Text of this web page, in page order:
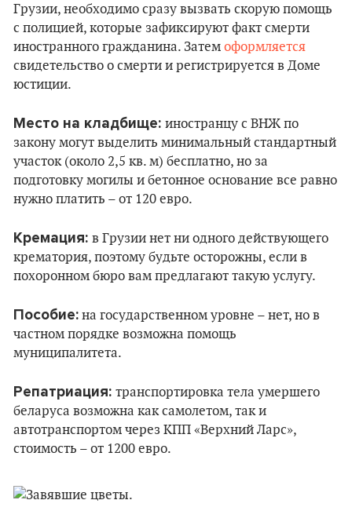
Грузии, необходимо сразу вызвать скорую помощь
с полицией, которые зафиксируют факт смерти
иностранного гражданина. Затем оформляется
свидетельство о смерти и регистрируется в Доме
юстиции.
Место на кладбище: иностранцу с ВНЖ по
закону могут выделить минимальный стандартный
участок (около 2,5 кв. м) бесплатно, но за
подготовку могилы и бетонное основание все равно
нужно платить – от 120 евро.
Кремация: в Грузии нет ни одного действующего
крематория, поэтому будьте осторожны, если в
похоронном бюро вам предлагают такую услугу.
Пособие: на государственном уровне – нет, но в
частном порядке возможна помощь
муниципалитета.
Репатриация: транспортировка тела умершего
беларуса возможна как самолетом, так и
автотранспортом через КПП «Верхний Ларс»,
стоимость – от 1200 евро.